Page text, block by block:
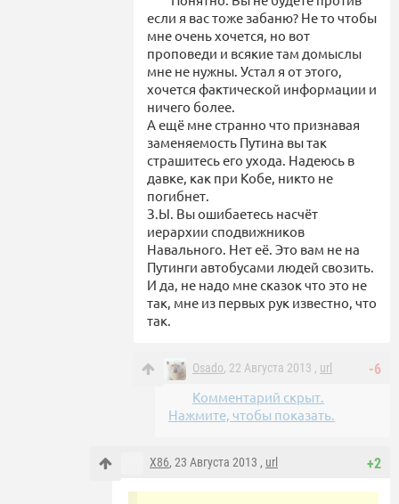
если я вас тоже забаню? Не то чтобы
мне очень хочется, но вот
проповеди и всякие там домыслы
мне не нужны. Устал я от этого,
хочется фактической информации и
ничего более.
А ещё мне странно что признавая
заменяемость Путина вы так
страшитесь его ухода. Надеюсь в
давке, как при Кобе, никто не
погибнет.
З.Ы. Вы ошибаетесь насчёт
иерархии сподвижников
Навального. Нет её. Это вам не на
Путинги автобусами людей свозить.
И да, не надо мне сказок что это не
так, мне из первых рук известно, что
так.
-6
Osado, 22 Августа 2013 , url
Комментарий скрыт.
Нажмите, чтобы показать.
+2
X86, 23 Августа 2013 , url